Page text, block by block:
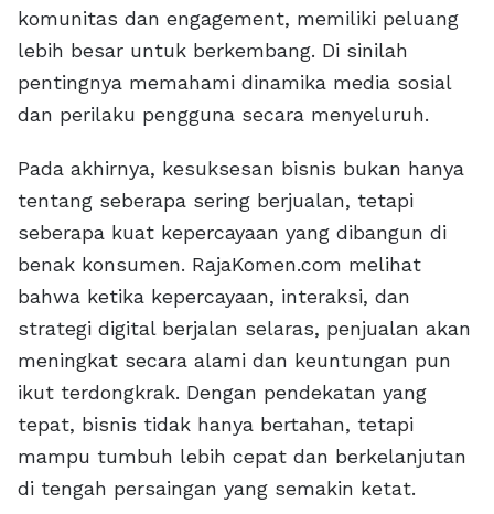
komunitas dan engagement, memiliki peluang
lebih besar untuk berkembang. Di sinilah
pentingnya memahami dinamika media sosial
dan perilaku pengguna secara menyeluruh.
Pada akhirnya, kesuksesan bisnis bukan hanya
tentang seberapa sering berjualan, tetapi
seberapa kuat kepercayaan yang dibangun di
benak konsumen. RajaKomen.com melihat
bahwa ketika kepercayaan, interaksi, dan
strategi digital berjalan selaras, penjualan akan
meningkat secara alami dan keuntungan pun
ikut terdongkrak. Dengan pendekatan yang
tepat, bisnis tidak hanya bertahan, tetapi
mampu tumbuh lebih cepat dan berkelanjutan
di tengah persaingan yang semakin ketat.